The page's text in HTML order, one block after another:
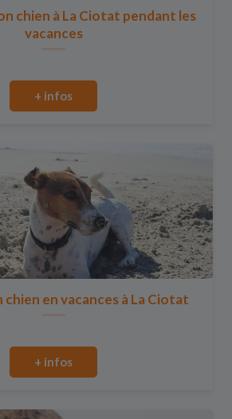
chien à La Ciotat pendant les
vacances
+ infos
chien en vacances à La Ciotat
+ infos